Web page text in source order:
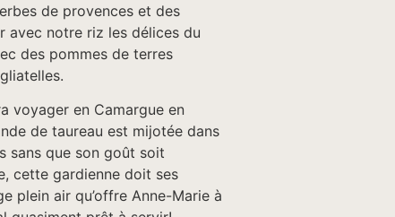
de provences et des
avec notre riz les délices du
des pommes de terres
voyager en Camargue en
de taureau est mijotée dans
sans que son goût soit
cette gardienne doit ses
plein air qu’offre Anne-Marie à